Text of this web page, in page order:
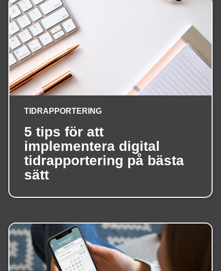
TIDRAPPORTERING
5 tips för att
implementera digital
tidrapportering på bästa
sätt